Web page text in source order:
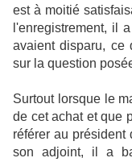
est à moitié
l'enregistrement, il
avaient disparu, ce
sur la question
Surtout lorsque le
de cet achat et que
référer au
son adjoint, il a